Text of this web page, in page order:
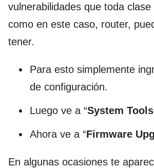
vulnerabilidades que toda
como en este caso, router,
tener.
Para esto simplemente
de configuración.
Luego ve a “System Tools
Ahora ve a “Firmware
En algunas ocasiones te